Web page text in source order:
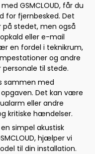
GSMCLOUD, får du
for fjernbesked. Det
på stedet, men også
eller e-mail
en fordel i teknikrum,
og andre
til stede.
sammen med
Det kan være
eller andre
kritiske hændelser.
simpel akustisk
hjælper vi
til din installation.